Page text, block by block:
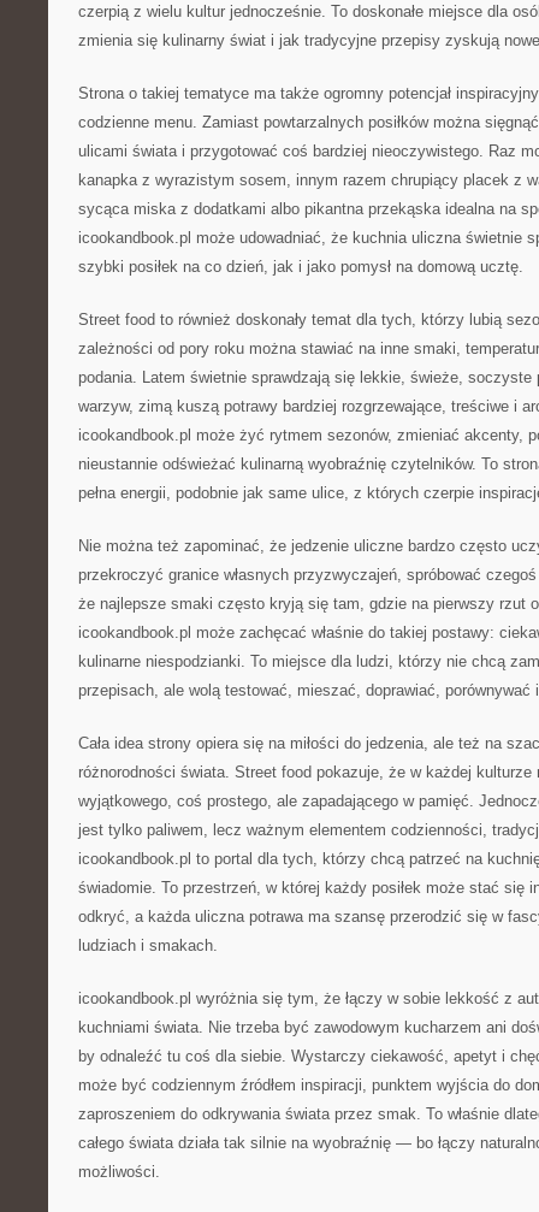
czerpią z wielu kultur jednocześnie. To doskonałe miejsce dla
zmienia się kulinarny świat i jak tradycyjne przepisy zyskują
Strona o takiej tematyce ma także ogromny potencjał
codzienne menu. Zamiast powtarzalnych posiłków można
ulicami świata i przygotować coś bardziej nieoczywistego. Raz
kanapka z wyrazistym sosem, innym razem chrupiący placek z
sycąca miska z dodatkami albo pikantna przekąska idealna na
icookandbook.pl może udowadniać, że kuchnia uliczna świetnie
szybki posiłek na co dzień, jak i jako pomysł na domową ucztę.
Street food to również doskonały temat dla tych, którzy lubią
zależności od pory roku można stawiać na inne smaki,
podania. Latem świetnie sprawdzają się lekkie, świeże, soczyste
warzyw, zimą kuszą potrawy bardziej rozgrzewające, treściwe i
icookandbook.pl może żyć rytmem sezonów, zmieniać akcenty,
nieustannie odświeżać kulinarną wyobraźnię czytelników. To
pełna energii, podobnie jak same ulice, z których czerpie
Nie można też zapominać, że jedzenie uliczne bardzo często
przekroczyć granice własnych przyzwyczajeń, spróbować
że najlepsze smaki często kryją się tam, gdzie na pierwszy rzut
icookandbook.pl może zachęcać właśnie do takiej postawy:
kulinarne niespodzianki. To miejsce dla ludzi, którzy nie chcą
przepisach, ale wolą testować, mieszać, doprawiać, porównywać
Cała idea strony opiera się na miłości do jedzenia, ale też na
różnorodności świata. Street food pokazuje, że w każdej
wyjątkowego, coś prostego, ale zapadającego w pamięć.
jest tylko paliwem, lecz ważnym elementem codzienności,
icookandbook.pl to portal dla tych, którzy chcą patrzeć na
świadomie. To przestrzeń, w której każdy posiłek może stać się
odkryć, a każda uliczna potrawa ma szansę przerodzić się w
ludziach i smakach.
icookandbook.pl wyróżnia się tym, że łączy w sobie lekkość z
kuchniami świata. Nie trzeba być zawodowym kucharzem ani
by odnaleźć tu coś dla siebie. Wystarczy ciekawość, apetyt i
może być codziennym źródłem inspiracji, punktem wyjścia do
zaproszeniem do odkrywania świata przez smak. To właśnie
całego świata działa tak silnie na wyobraźnię — bo łączy
możliwości.